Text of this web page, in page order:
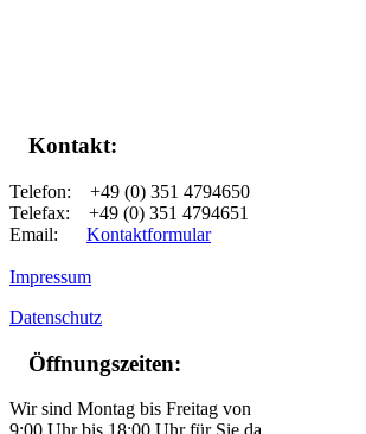
Kontakt:
Telefon: +49 (0) 351 4794650
Telefax: +49 (0) 351 4794651
Email: Kontaktformular
Impressum
Datenschutz
Öffnungszeiten:
Wir sind Montag bis Freitag von